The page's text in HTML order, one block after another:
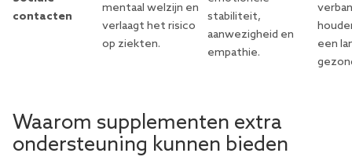
contacten
mentaal welzijn en
verlaagt het risico
op ziekten.
stabiliteit,
aanwezigheid en
empathie.
een
Waarom supplementen extra
ondersteuning kunnen bieden